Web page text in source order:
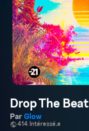
Drop The Beat
Par Glow
public414 Intéressé.e